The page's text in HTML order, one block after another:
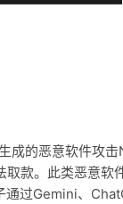
成的恶意软件攻
款。此类恶意软
过Gemini、